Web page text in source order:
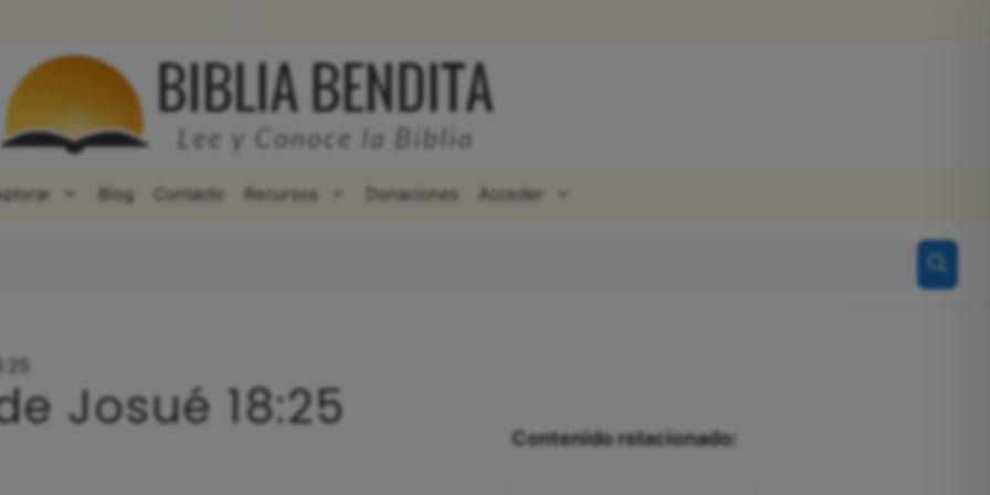
Blog Contacto Recursos Donaciones Acceder
Josué 18:25 Contenido relacionado: